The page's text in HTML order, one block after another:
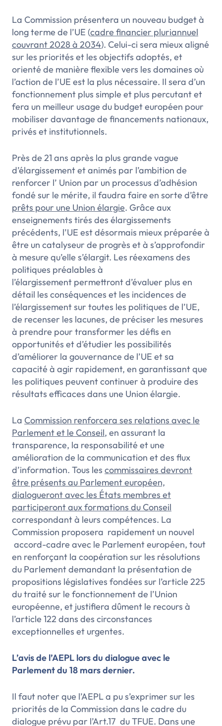
La Commission présentera un nouveau budget à
long terme de l’UE (cadre financier pluriannuel
couvrant 2028 à 2034). Celui-ci sera mieux aligné
sur les priorités et les objectifs adoptés, et
orienté de manière flexible vers les domaines où
l’action de l’UE est la plus nécessaire. Il sera d’un
fonctionnement plus simple et plus percutant et
fera un meilleur usage du budget européen pour
mobiliser davantage de financements nationaux,
privés et institutionnels.
Près de 21 ans après la plus grande vague
d’élargissement et animés par l’ambition de
renforcer l’ Union par un processus d’adhésion
fondé sur le mérite, il faudra faire en sorte d’être
prêts pour une Union élargie. Grâce aux
enseignements tirés des élargissements
précédents, l’UE est désormais mieux préparée à
être un catalyseur de progrès et à s’approfondir
à mesure qu’elle s’élargit. Les réexamens des
politiques préalables à
l’élargissement permettront d’évaluer plus en
détail les conséquences et les incidences de
l’élargissement sur toutes les politiques de l’UE,
de recenser les lacunes, de préciser les mesures
à prendre pour transformer les défis en
opportunités et d’étudier les possibilités
d’améliorer la gouvernance de l’UE et sa
capacité à agir rapidement, en garantissant que
les politiques peuvent continuer à produire des
résultats efficaces dans une Union élargie.
La Commission renforcera ses relations avec le
Parlement et le Conseil, en assurant la
transparence, la responsabilité et une
amélioration de la communication et des flux
d’information. Tous les commissaires devront
être présents au Parlement européen,
dialogueront avec les États membres et
participeront aux formations du Conseil
correspondant à leurs compétences. La
Commission proposera rapidement un nouvel
accord-cadre avec le Parlement européen, tout
en renforçant la coopération sur les résolutions
du Parlement demandant la présentation de
propositions législatives fondées sur l’article 225
du traité sur le fonctionnement de l’Union
européenne, et justifiera dûment le recours à
l’article 122 dans des circonstances
exceptionnelles et urgentes.
L’avis de l’AEPL lors du dialogue avec le
Parlement du 18 mars dernier.
Il faut noter que l’AEPL a pu s’exprimer sur les
priorités de la Commission dans le cadre du
dialogue prévu par l’Art.17 du TFUE. Dans une